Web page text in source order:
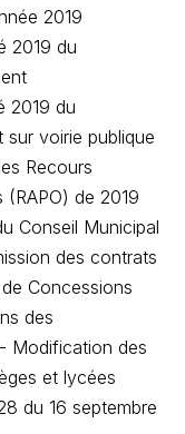
2019
2019 du
2019 du
voirie publique
Recours
(RAPO) de 2019
Conseil Municipal
des contrats
Concessions
des
Modification des
et lycées
du 16 septembre